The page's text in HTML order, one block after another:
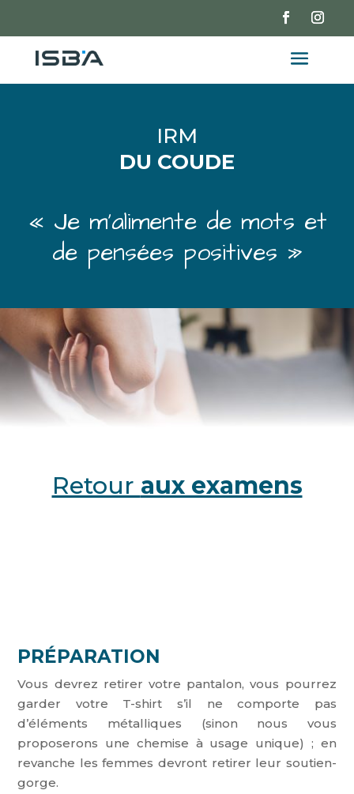
IRM
DU COUDE
« Je m’alimente de mots et
de pensées positives »
Retour aux examens
PRÉPARATION
Vous devrez retirer votre pantalon, vous pourrez
garder votre T-shirt s’il ne comporte pas
d’éléments métalliques (sinon nous vous
proposerons une chemise à usage unique) ; en
revanche les femmes devront retirer leur soutien-
gorge.